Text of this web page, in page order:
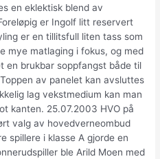
en eklektisk blend av
er Ingolf litt reservert
er en tillitsfull liten tass som
mye matlaging i fokus, og med
en brukbar soppfangst både til
av panelet kan avsluttes
lag vekstmedium kan man
kanten. 25.07.2003 HVO på
valg av hovedverneombud
spillere i klasse A gjorde en
ble Arild Moen med